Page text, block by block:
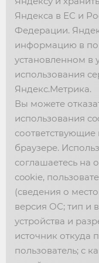
Фабрика: 📞 +7
НОВОСТИ
События фабрики
График выставок
СМИ
О компании
Политика
Яндекса в ЕС и
Федерации.
информацию в
установленном в
использования
Яндекс.Метрика.
Вы можете
использования
соответствующие
браузере.
соглашаетесь на
cookie,
(сведения о
версия ОС; тип и
устройства и
источник откуда
пользователь; с